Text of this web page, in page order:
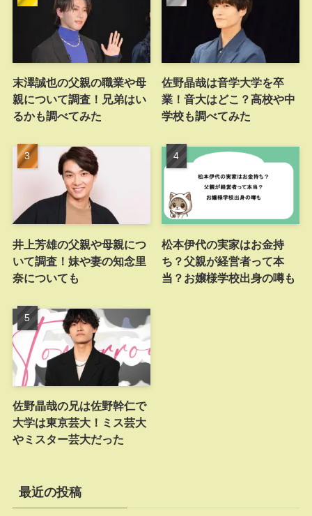
末澤誠也の父親の職業や母
親について調査！兄弟はい
るかも調べてみた
佐野晶哉は音学大学を卒
業！音大はどこ？高校や中
学校も調べてみた
井上芳雄の父親や母親につ
いて調査！妹や妻の知念里
奈についても
松本伊代の実家はお金持
ち？父親が経営者って本
当？お嬢様学校出身の噂も
佐野晶哉の兄は佐野幹仁で
大学は東京芸大！ミス芸大
やミスター芸大だった
最近の投稿